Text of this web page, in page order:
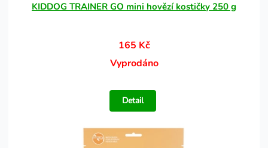
KIDDOG TRAINER GO mini hovězí kostičky 250 g
165 Kč
Vyprodáno
Detail